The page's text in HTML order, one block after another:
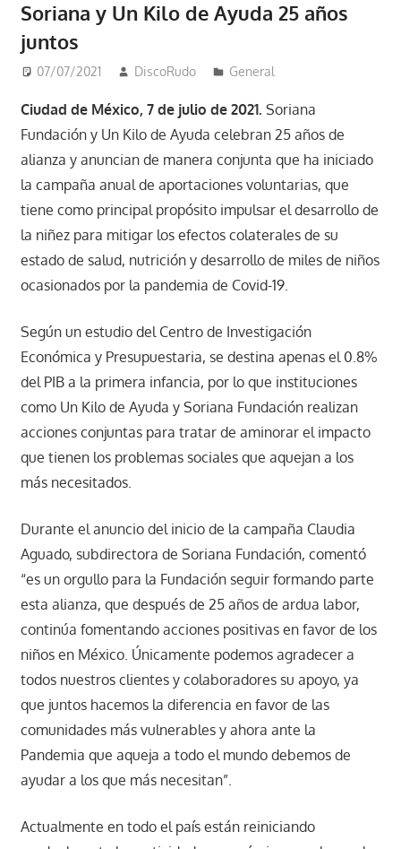
Soriana y Un Kilo de Ayuda 25 años
juntos
07/07/2021 DiscoRudo General
Ciudad de México, 7 de julio de 2021. Soriana
Fundación y Un Kilo de Ayuda celebran 25 años de
alianza y anuncian de manera conjunta que ha iniciado
la campaña anual de aportaciones voluntarias, que
tiene como principal propósito impulsar el desarrollo de
la niñez para mitigar los efectos colaterales de su
estado de salud, nutrición y desarrollo de miles de niños
ocasionados por la pandemia de Covid-19.
Según un estudio del Centro de Investigación
Económica y Presupuestaria, se destina apenas el 0.8%
del PIB a la primera infancia, por lo que instituciones
como Un Kilo de Ayuda y Soriana Fundación realizan
acciones conjuntas para tratar de aminorar el impacto
que tienen los problemas sociales que aquejan a los
más necesitados.
Durante el anuncio del inicio de la campaña Claudia
Aguado, subdirectora de Soriana Fundación, comentó
“es un orgullo para la Fundación seguir formando parte
esta alianza, que después de 25 años de ardua labor,
continúa fomentando acciones positivas en favor de los
niños en México. Únicamente podemos agradecer a
todos nuestros clientes y colaboradores su apoyo, ya
que juntos hacemos la diferencia en favor de las
comunidades más vulnerables y ahora ante la
Pandemia que aqueja a todo el mundo debemos de
ayudar a los que más necesitan”.
Actualmente en todo el país están reiniciando